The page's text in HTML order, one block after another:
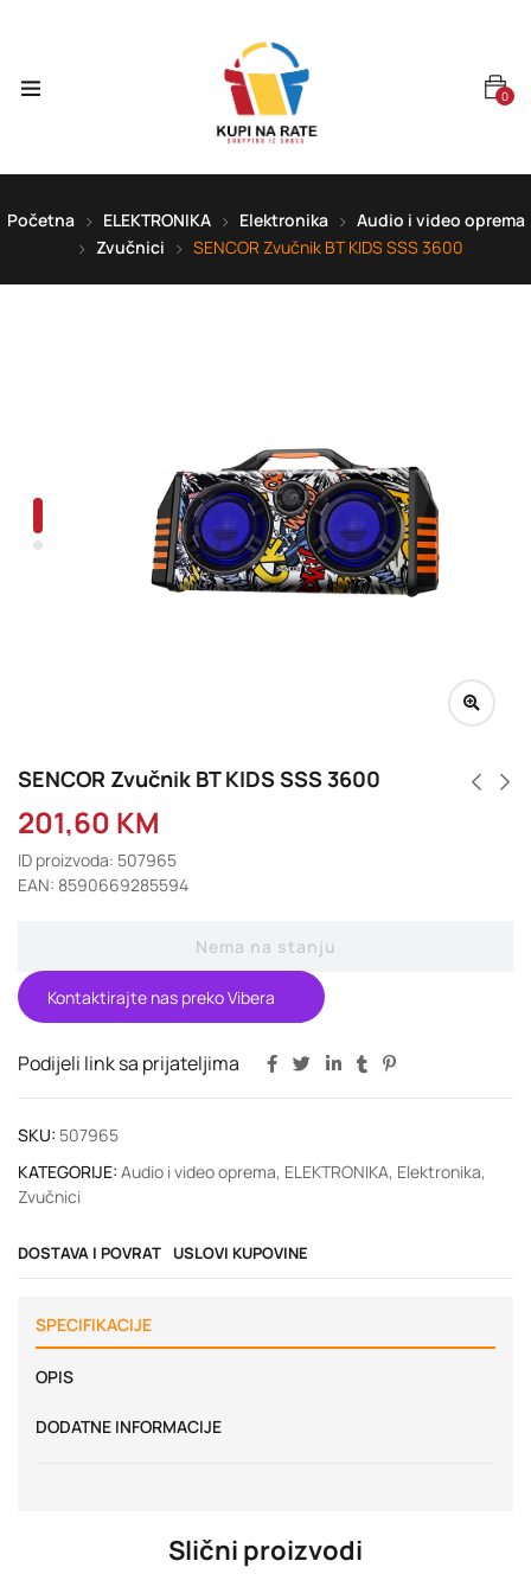
0
Početna ELEKTRONIKA Elektronika
Audio i video oprema
Zvučnici
SENCOR Zvučnik BT KIDS SSS 3600
SENCOR Zvučnik BT KIDS SSS 3600
201,60 KM
ID proizvoda: 507965
EAN: 8590669285594
Nema na stanju
Kontaktirajte nas preko Vibera
Podijeli link sa prijateljima
SKU: 507965
KATEGORIJE: Audio i video oprema, ELEKTRONIKA, Elektronika,
Zvučnici
DOSTAVA I POVRAT USLOVI KUPOVINE
SPECIFIKACIJE
OPIS
DODATNE INFORMACIJE
Slični proizvodi